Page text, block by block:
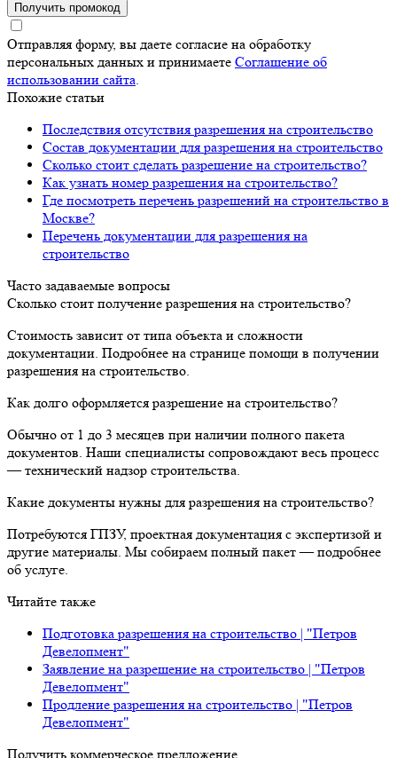
Получить промокод
Отправляя форму, вы даете согласие на обработку
персональных данных и принимаете Соглашение об
использовании сайта.
Похожие статьи
Последствия отсутствия разрешения на строительство
Состав документации для разрешения на строительство
Сколько стоит сделать разрешение на строительство?
Как узнать номер разрешения на строительство?
Где посмотреть перечень разрешений на строительство в
Москве?
Перечень документации для разрешения на
строительство
Часто задаваемые вопросы
Сколько стоит получение разрешения на строительство?
Стоимость зависит от типа объекта и сложности
документации. Подробнее на странице помощи в получении
разрешения на строительство.
Как долго оформляется разрешение на строительство?
Обычно от 1 до 3 месяцев при наличии полного пакета
документов. Наши специалисты сопровождают весь процесс
— технический надзор строительства.
Какие документы нужны для разрешения на строительство?
Потребуются ГПЗУ, проектная документация с экспертизой и
другие материалы. Мы собираем полный пакет — подробнее
об услуге.
Читайте также
Подготовка разрешения на строительство | "Петров
Девелопмент"
Заявление на разрешение на строительство | "Петров
Девелопмент"
Продление разрешения на строительство | "Петров
Девелопмент"
Получить коммерческое предложение